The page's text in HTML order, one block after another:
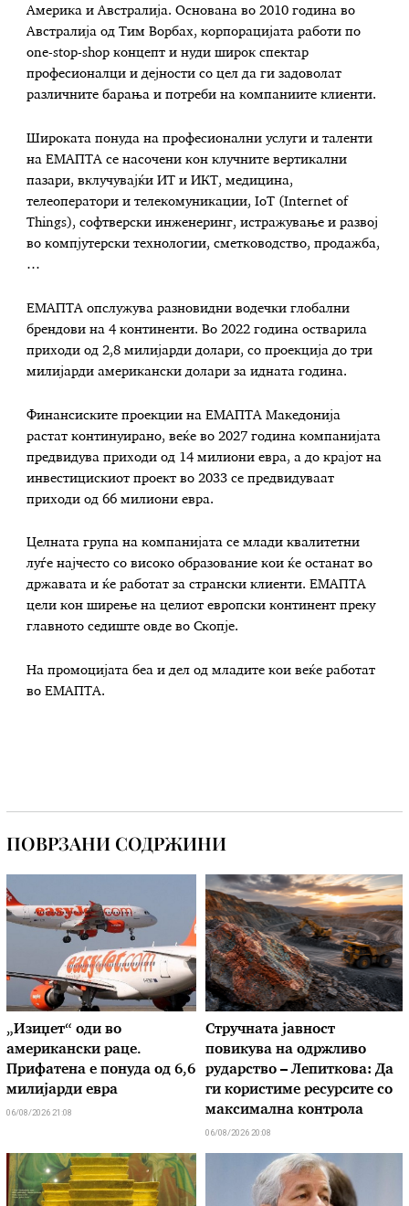
Америка и Австралија. Основана во 2010 година во
Австралија од Тим Ворбах, корпорацијата работи по
one-stop-shop концепт и нуди широк спектар
професионалци и дејности со цел да ги задоволат
различните барања и потреби на компаниите клиенти.
Широкaта понуда на професионални услуги и таленти
на ЕМАПТА се насочени кон клучните вертикални
пазари, вклучувајќи ИТ и ИКТ, медицина,
телеоператори и телекомуникации, IoT (Internet of
Things), софтверски инженеринг, истражување и развој
во компјутерски технологии, сметководство, продажба,
…
ЕМАПТА опслужува разновидни водечки глобални
брендови на 4 континенти. Во 2022 година остварила
приходи од 2,8 милијарди долари, со проекција до три
милијарди американски долари за идната година.
Финансиските проекции на ЕМАПТА Македонија
растат континуирано, веќе во 2027 година компанијата
предвидува приходи од 14 милиони евра, а до крајот на
инвестицискиот проект во 2033 се предвидуваат
приходи од 66 милиони евра.
Целната група на компанијата се млади квалитетни
луѓе најчесто со високо образование кои ќе останат во
државата и ќе работат за странски клиенти. ЕМАПТА
цели кон ширење на целиот европски континент преку
главното седиште овде во Скопје.
На промоцијата беа и дел од младите кои веќе работат
во ЕМАПТА.
ПОВРЗАНИ СОДРЖИНИ
„Изиџет“ оди во
американски раце.
Прифатена е понуда од 6,6
милијарди евра
06/08/2026 21:08
Стручната јавност
повикува на одржливо
рударство – Лепиткова: Да
ги користиме ресурсите со
максимална контрола
06/08/2026 20:08